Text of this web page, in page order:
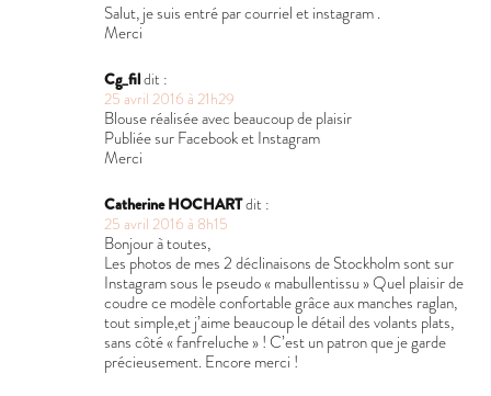
Salut, je suis entré par courriel et instagram .
Merci
Cg_fildit :
25 avril 2016 à 21h29
Blouse réalisée avec beaucoup de plaisir
Publiée sur Facebook et Instagram
Merci
Catherine HOCHARTdit :
25 avril 2016 à 8h15
Bonjour à toutes,
Les photos de mes 2 déclinaisons de Stockholm sont sur
Instagram sous le pseudo « mabullentissu » Quel plaisir de
coudre ce modèle confortable grâce aux manches raglan,
tout simple,et j’aime beaucoup le détail des volants plats,
sans côté « fanfreluche » ! C’est un patron que je garde
précieusement. Encore merci !